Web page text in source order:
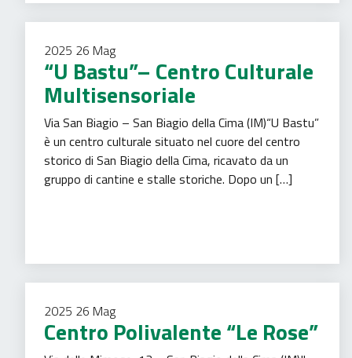
2025 26 Mag
“U Bastu”– Centro Culturale
Multisensoriale
Via San Biagio – San Biagio della Cima (IM)“U Bastu”
è un centro culturale situato nel cuore del centro
storico di San Biagio della Cima, ricavato da un
gruppo di cantine e stalle storiche. Dopo un […]
2025 26 Mag
Centro Polivalente “Le Rose”